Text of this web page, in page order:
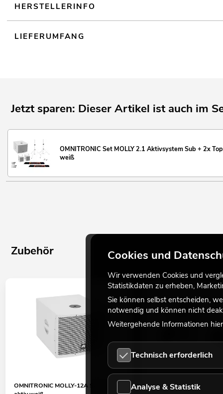
HERSTELLERINFO
LIEFERUMFANG
Jetzt sparen: Dieser Artikel ist auch im
OMNITRONIC Set MOLLY 2.1 Aktivsystem Sub + 2x
weiß
Zubehör
OMNITRONIC MOLLY-12A Subwoofer
OMNITRONIC BOB-4
Cookies und
Wir verwenden Cookies und
Statistikdaten zu erheben,
Sie können selbst entscheiden,
notwendig und können nicht
Weitergehende Informationen
Technisch erforderlich
Analyse & Statistik